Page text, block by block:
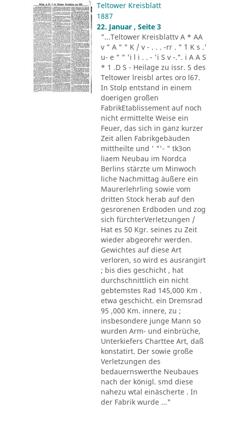
Teltower Kreisblatt
1887
22. Januar , Seite 3
"...Teltower Kreisblattv A * AA
v " A " " K / v - . . . -rr . " ´1 K s .'
u- e " " 'i l i . . - 'i S v -.". i A A S
* 1 .D S - Heilage zu issr. S des
Teltower lreisbl artes oro l67.
In Stolp entstand in einem
doerigen großen
FabrikEtablissement auf noch
nicht ermittelte Weise ein
Feuer, das sich in ganz kurzer
Zeit allen Fabrikgebäuden
mittheilte und ' "'- " tk3on
liaem Neubau im Nordca
Berlins stärzte um Minwoch
liche Nachmittag äußere ein
Maurerlehrling sowie vom
dritten Stock herab auf den
gesrorenen Erdboden und zog
sich fürchterVerletzungen /
Hat es 50 Kgr. seines zu Zeit
wieder abgeorehr werden.
Gewichtes auf diese Art
verloren, so wird es ausrangirt
; bis dies geschicht , hat
durchschnittlich ein nicht
gebtemstes Rad 145,000 Km .
etwa geschicht. ein Dremsrad
95 ,000 Km. innere, zu ;
insbesondere junge Mann so
wurden Arm- und einbrüche,
Unterkiefers Charttee Art, daß
konstatirt. Der sowie große
Verletzungen des
bedauernswerthe Neubaues
nach der königl. smd diese
nahezu wtal einäscherte . In
der Fabrik wurde ..."